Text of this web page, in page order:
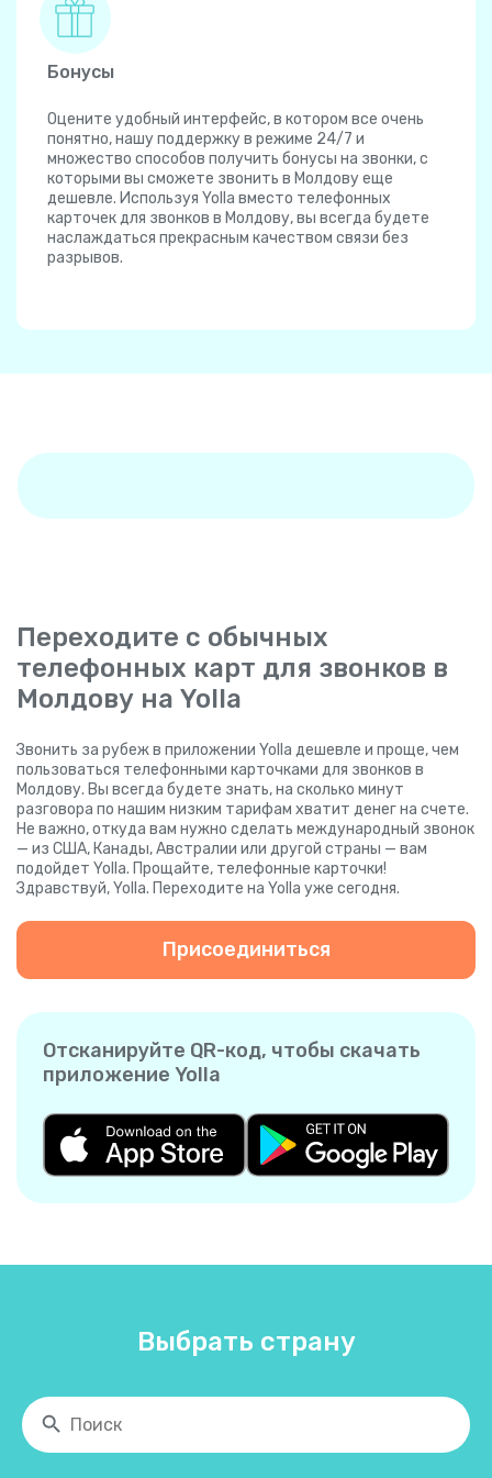
Бонусы
Оцените удобный интерфейс, в котором все очень
понятно, нашу поддержку в режиме 24/7 и
множество способов получить бонусы на звонки, с
которыми вы сможете звонить в Молдову еще
дешевле. Используя Yolla вместо телефонных
карточек для звонков в Молдову, вы всегда будете
наслаждаться прекрасным качеством связи без
разрывов.
Переходите с обычных
телефонных карт для звонков в
Молдову на Yolla
Звонить за рубеж в приложении Yolla дешевле и проще, чем
пользоваться телефонными карточками для звонков в
Молдову. Вы всегда будете знать, на сколько минут
разговора по нашим низким тарифам хватит денег на счете.
Не важно, откуда вам нужно сделать международный звонок
— из США, Канады, Австралии или другой страны — вам
подойдет Yolla. Прощайте, телефонные карточки!
Здравствуй, Yolla. Переходите на Yolla уже сегодня.
Присоединиться
Отсканируйте QR-код, чтобы скачать
приложение Yolla
Выбрать страну